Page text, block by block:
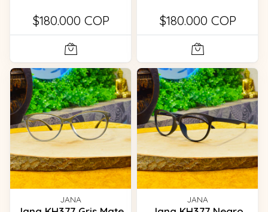
$180.000 COP $180.000 COP
JANA JANA